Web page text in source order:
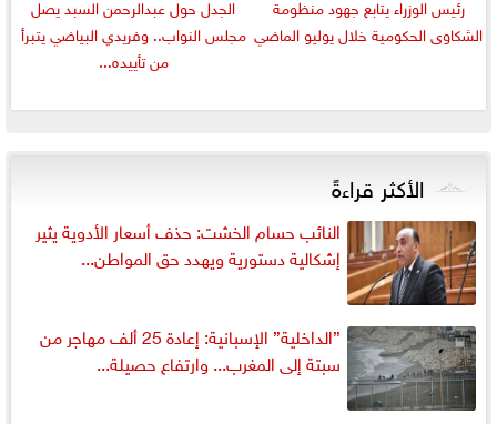
رئيس الوزراء يتابع جهود منظومة
الشكاوى الحكومية خلال يوليو الماضي
الجدل حول عبدالرحمن السبد يصل
مجلس النواب.. وفريدي البياضي يتبرأ
من تأييده...
الأكثر قراءةً
النائب حسام الخشت: حذف أسعار الأدوية يثير
إشكالية دستورية ويهدد حق المواطن...
”الداخلية” الإسبانية: إعادة 25 ألف مهاجر من
سبتة إلى المغرب... وارتفاع حصيلة...